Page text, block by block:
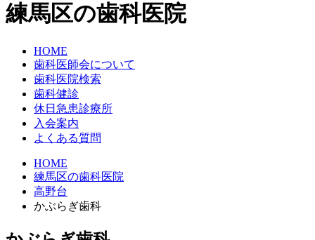
練馬区の歯科医院
HOME
歯科医師会について
歯科医院検索
歯科健診
休日急患診療所
入会案内
よくある質問
HOME
練馬区の歯科医院
高野台
かぶらぎ歯科